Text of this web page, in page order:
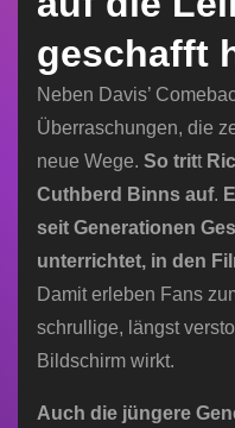
geschafft
Neben Davis’
Überraschungen, die
neue Wege. So tritt
Cuthberd Binns auf.
seit Generationen
unterrichtet, in den
Damit erleben Fans
schrullige, längst
Bildschirm wirkt.
Auch die jüngere